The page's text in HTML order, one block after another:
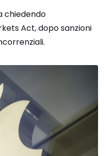
chiedendo
Act, dopo sanzioni